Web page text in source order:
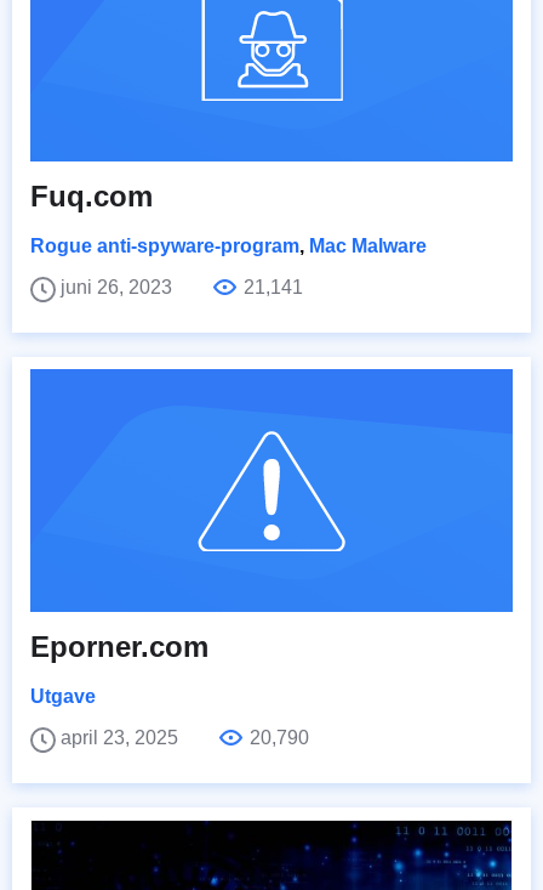
Fuq.com
Rogue anti-spyware-program, Mac Malware
juni 26, 2023
21,141
Eporner.com
Utgave
april 23, 2025
20,790